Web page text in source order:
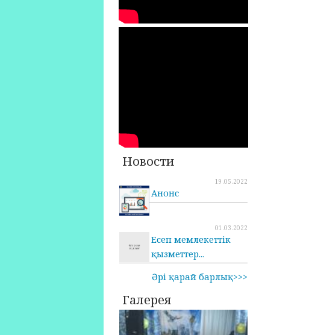
Новости
19.05.2022
Анонс
01.03.2022
Есеп мемлекеттік
қызметтер...
Әрі қарай барлық>>>
Галерея